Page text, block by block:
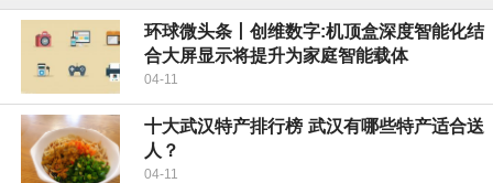
环球微头条丨创维数字:机顶盒深度智能化结
合大屏显示将提升为家庭智能载体
04-11
十大武汉特产排行榜 武汉有哪些特产适合送
人？
04-11